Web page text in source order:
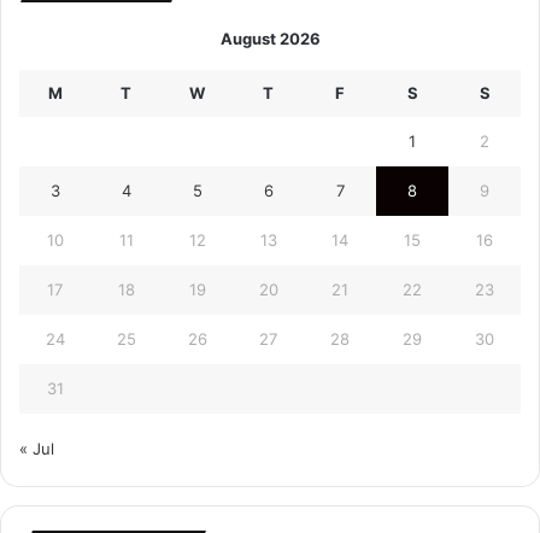
August 2026
M T W T F S S
1 2
3 4 5 6 7 8 9
10 11 12 13 14 15 16
17 18 19 20 21 22 23
24 25 26 27 28 29 30
31
« Jul